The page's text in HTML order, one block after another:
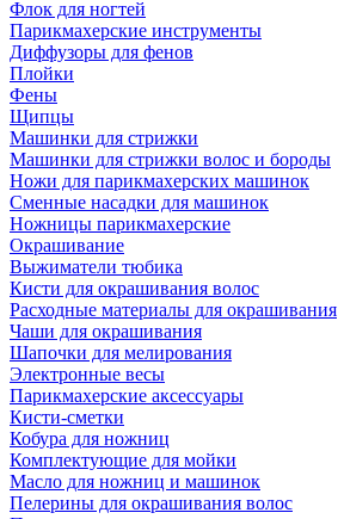
Флок для ногтей
Парикмахерские инструменты
Диффузоры для фенов
Плойки
Фены
Щипцы
Машинки для стрижки
Машинки для стрижки волос и бороды
Ножи для парикмахерских машинок
Сменные насадки для машинок
Ножницы парикмахерские
Окрашивание
Выжиматели тюбика
Кисти для окрашивания волос
Расходные материалы для окрашивания
Чаши для окрашивания
Шапочки для мелирования
Электронные весы
Парикмахерские аксессуары
Кисти-сметки
Кобура для ножниц
Комплектующие для мойки
Масло для ножниц и машинок
Пелерины для окрашивания волос